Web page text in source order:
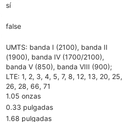
sí
false
UMTS: banda I (2100), banda II
(1900), banda IV (1700/2100),
banda V (850), banda VIII (900);
LTE: 1, 2, 3, 4, 5, 7, 8, 12, 13, 20, 25,
26, 28, 66, 71
1.05 onzas
0.33 pulgadas
1.68 pulgadas